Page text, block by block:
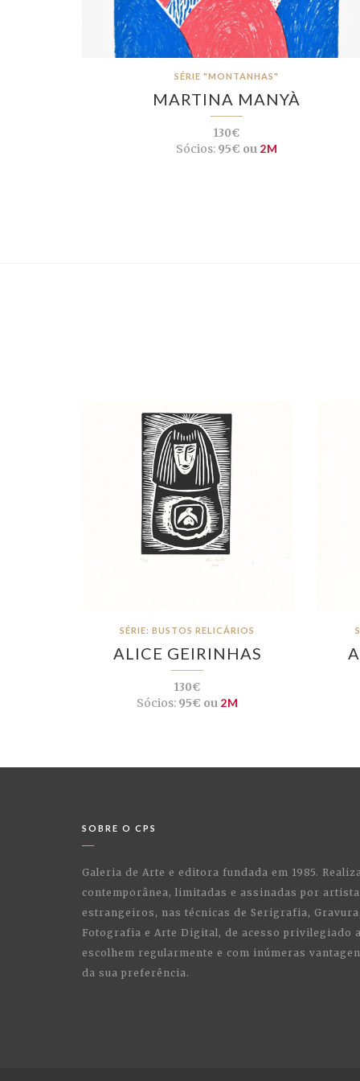
SÉRIE "MONTANHAS"
MARTINA MANYÀ
130€
Sócios:95€ ou 2M
SÉRIE: BUSTOS RELICÁRIOS
ALICE GEIRINHAS
130€
Sócios:95€ ou 2M
SOBRE O CPS
Galeria de Arte e editora fundada em 1985.
contemporânea, limitadas e assinadas por
estrangeiros, nas técnicas de Serigrafia,
Fotografia e Arte Digital, de acesso privilegiado
escolhem regularmente e com inúmeras
da sua preferência.